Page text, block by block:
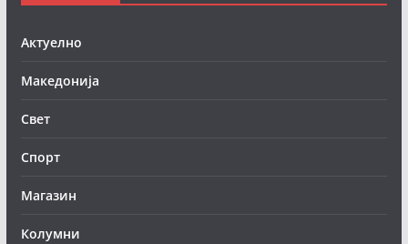
Актуелно
Македонија
Свет
Спорт
Магазин
Колумни